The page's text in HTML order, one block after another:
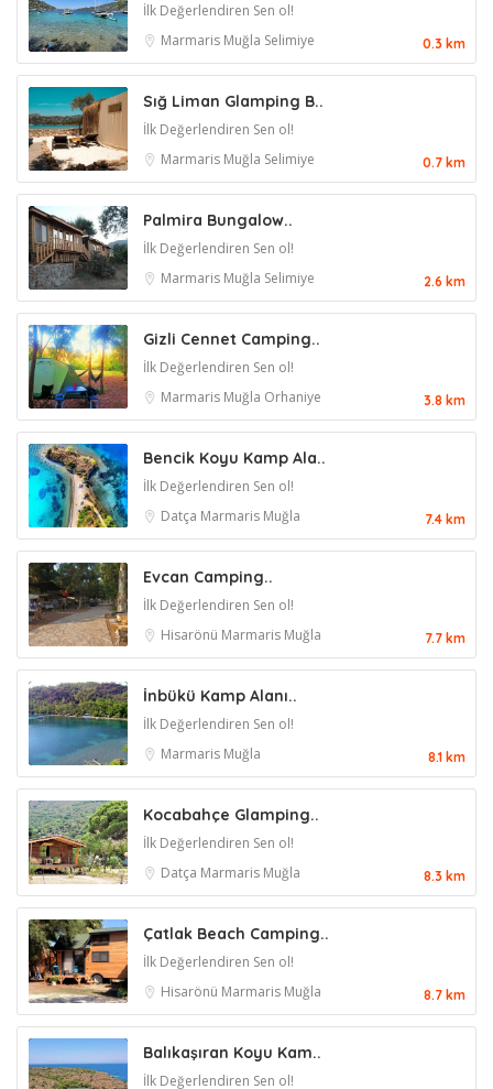
İlk Değerlendiren Sen ol!
Marmaris Muğla Selimiye 0.3 km
Sığ Liman Glamping B..
İlk Değerlendiren Sen ol!
Marmaris Muğla Selimiye 0.7 km
Palmira Bungalow..
İlk Değerlendiren Sen ol!
Marmaris Muğla Selimiye 2.6 km
Gizli Cennet Camping..
İlk Değerlendiren Sen ol!
Marmaris Muğla Orhaniye 3.8 km
Bencik Koyu Kamp Ala..
İlk Değerlendiren Sen ol!
Datça Marmaris Muğla 7.4 km
Evcan Camping..
İlk Değerlendiren Sen ol!
Hisarönü Marmaris Muğla 7.7 km
İnbükü Kamp Alanı..
İlk Değerlendiren Sen ol!
Marmaris Muğla 8.1 km
Kocabahçe Glamping..
İlk Değerlendiren Sen ol!
Datça Marmaris Muğla 8.3 km
Çatlak Beach Camping..
İlk Değerlendiren Sen ol!
Hisarönü Marmaris Muğla 8.7 km
Balıkaşıran Koyu Kam..
İlk Değerlendiren Sen ol!